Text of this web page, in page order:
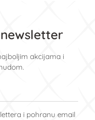
akcijama i
i pohranu email